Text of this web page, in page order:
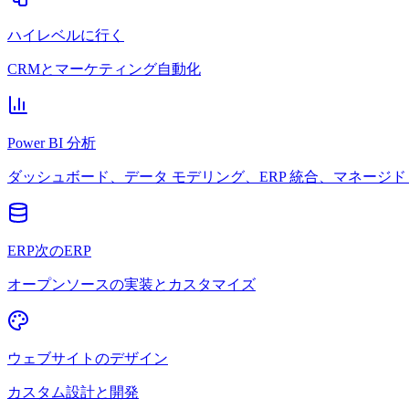
ハイレベルに行く
CRMとマーケティング自動化
Power BI 分析
ダッシュボード、データ モデリング、ERP 統合、マネージド
ERP次のERP
オープンソースの実装とカスタマイズ
ウェブサイトのデザイン
カスタム設計と開発